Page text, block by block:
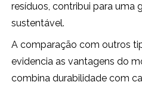
resíduos, contribui para uma
sustentável.
A comparação com outros
evidencia as vantagens do
combina durabilidade com